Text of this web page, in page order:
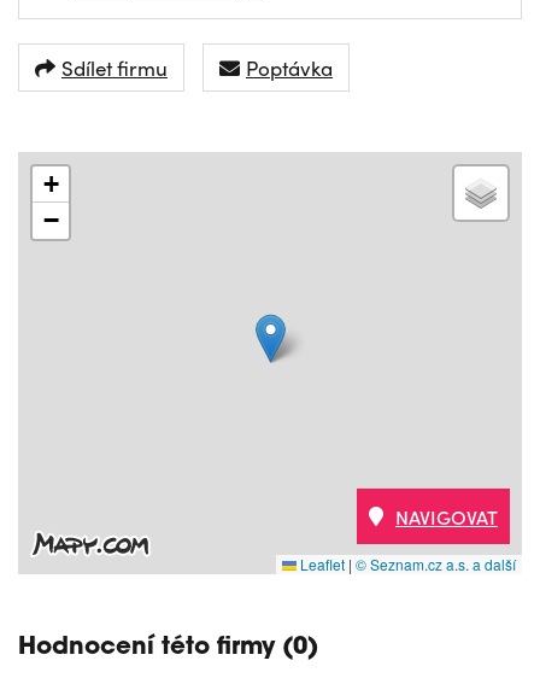
Sdílet firmu Poptávka
+
−
Leaflet | © Seznam.cz a.s. a další
NAVIGOVAT
Hodnocení této firmy (0)